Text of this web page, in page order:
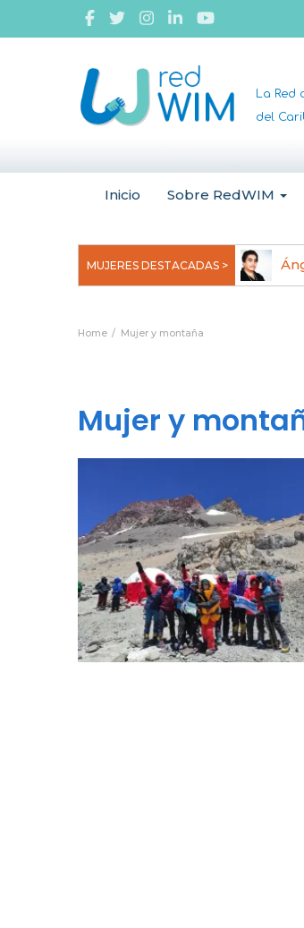
La Red
del
Inicio Sobre RedWIM
MUJERES DESTACADAS >
Uchegbu, pionera en
Home Mujer y montaña
Mujer y